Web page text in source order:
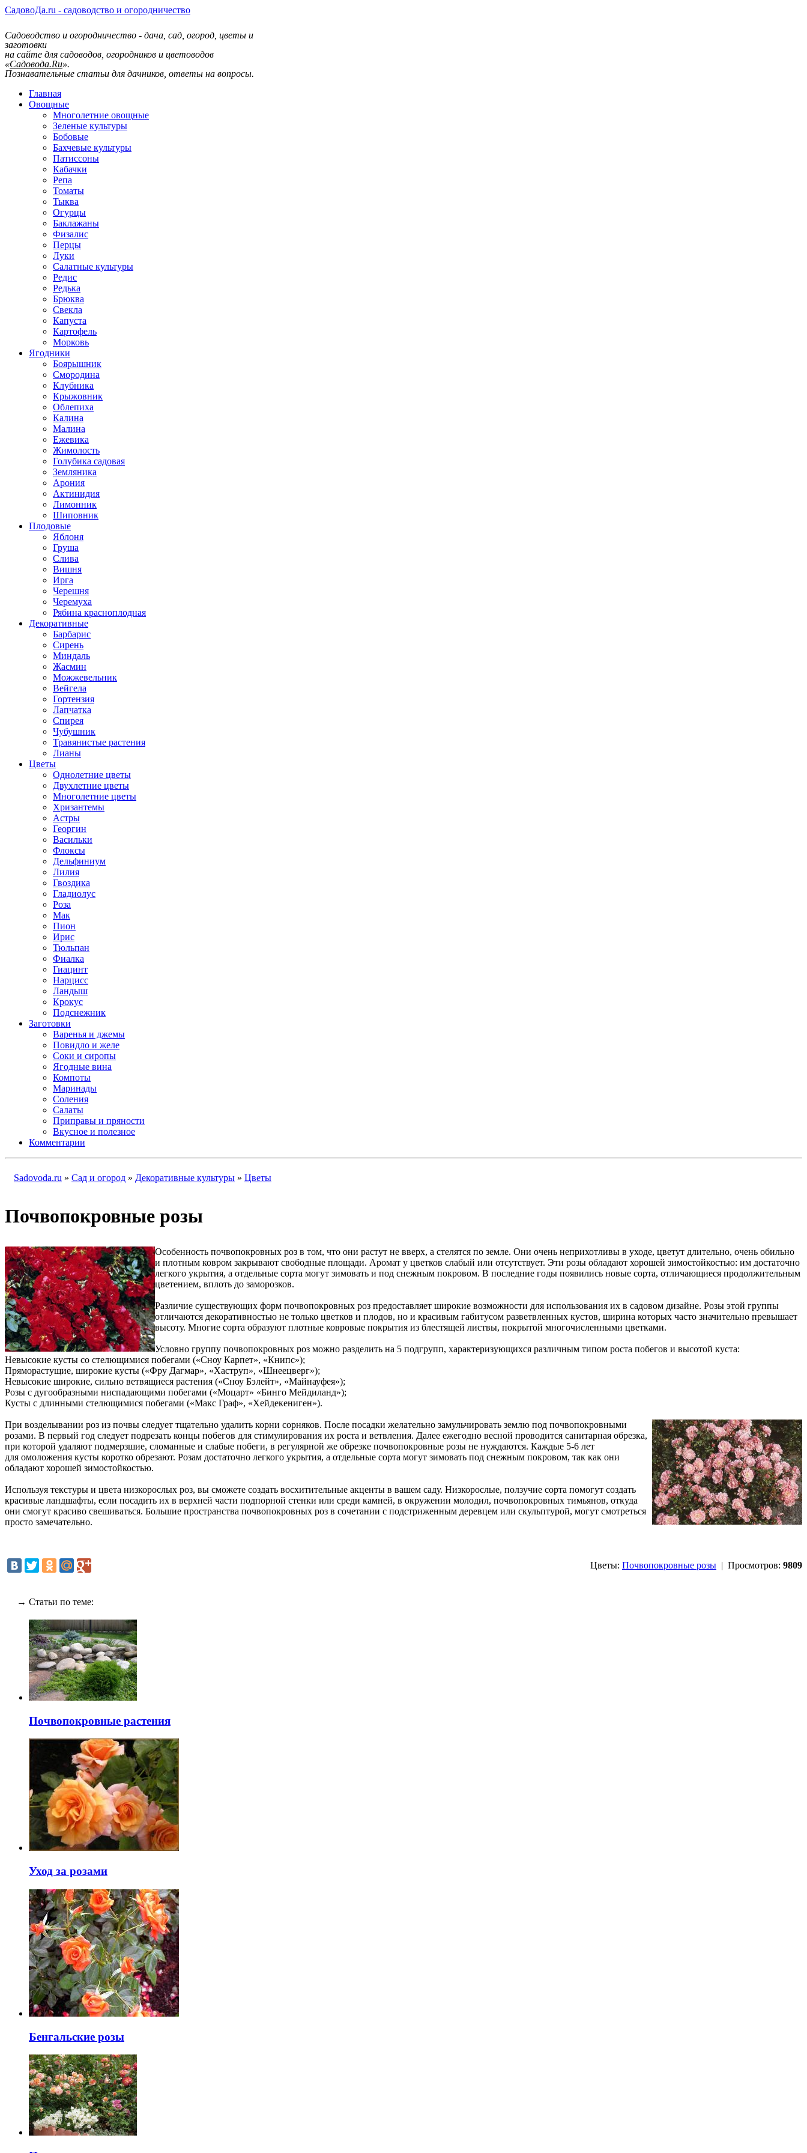
СадовоДа.ru - садоводство и огородничество
Садоводство и огородничество - дача, сад, огород, цветы и
заготовки
на сайте для садоводов, огородников и цветоводов
«Садовода.Ru».
Познавательные статьи для дачников, ответы на вопросы.
Главная
Овощные
Многолетние овощные
Зеленые культуры
Бобовые
Бахчевые культуры
Патиссоны
Кабачки
Репа
Томаты
Тыква
Огурцы
Баклажаны
Физалис
Перцы
Луки
Салатные культуры
Редис
Редька
Брюква
Свекла
Капуста
Картофель
Морковь
Ягодники
Боярышник
Смородина
Клубника
Крыжовник
Облепиха
Калина
Малина
Ежевика
Жимолость
Голубика садовая
Земляника
Арония
Актинидия
Лимонник
Шиповник
Плодовые
Яблоня
Груша
Слива
Вишня
Ирга
Черешня
Черемуха
Рябина красноплодная
Декоративные
Барбарис
Сирень
Миндаль
Жасмин
Можжевельник
Вейгела
Гортензия
Лапчатка
Спирея
Чубушник
Травянистые растения
Лианы
Цветы
Однолетние цветы
Двухлетние цветы
Многолетние цветы
Хризантемы
Астры
Георгин
Васильки
Флоксы
Дельфиниум
Лилия
Гвоздика
Гладиолус
Роза
Мак
Пион
Ирис
Тюльпан
Фиалка
Гиацинт
Нарцисс
Ландыш
Крокус
Подснежник
Заготовки
Варенья и джемы
Повидло и желе
Соки и сиропы
Ягодные вина
Компоты
Маринады
Соления
Салаты
Приправы и пряности
Вкусное и полезное
Комментарии
Sadovoda.ru » Сад и огород » Декоративные культуры » Цветы
Почвопокровные розы
Особенность почвопокровных роз в том, что они растут не вверх, а стелятся по земле. Они очень неприхотливы в уходе, цветут длительно, очень обильно
и плотным ковром закрывают свободные площади. Аромат у цветков слабый или отсутствует. Эти розы обладают хорошей зимостойкостью: им достаточно
легкого укрытия, а отдельные сорта могут зимовать и под снежным покровом. В последние годы появились новые сорта, отличающиеся продолжительным
цветением, вплоть до заморозков.
Различие существующих форм почвопокровных роз предоставляет широкие возможности для использования их в садовом дизайне. Розы этой группы
отличаются декоративностью не только цветков и плодов, но и красивым габитусом разветвленных кустов, ширина которых часто значительно превышает
высоту. Многие сорта образуют плотные ковровые покрытия из блестящей листвы, покрытой многочисленными цветками.
Условно группу почвопокровных роз можно разделить на 5 подгрупп, характеризующихся различным типом роста побегов и высотой куста:
Невысокие кусты со стелющимися побегами («Сноу Карпет», «Книпс»);
Пряморастущие, широкие кусты («Фру Дагмар», «Хаструп», «Шнеецверг»);
Невысокие широкие, сильно ветвящиеся растения («Сноу Бэлейт», «Майнауфея»);
Розы с дугообразными ниспадающими побегами («Моцарт» «Бинго Мейдиланд»);
Кусты с длинными стелющимися побегами («Макс Граф», «Хейдекениген»).
При возделывании роз из почвы следует тщательно удалить корни сорняков. После посадки желательно замульчировать землю под почвопокровными
розами. В первый год следует подрезать концы побегов для стимулирования их роста и ветвления. Далее ежегодно весной проводится санитарная обрезка,
при которой удаляют подмерзшие, сломанные и слабые побеги, в регулярной же обрезке почвопокровные розы не нуждаются. Каждые 5-6 лет
для омоложения кусты коротко обрезают. Розам достаточно легкого укрытия, а отдельные сорта могут зимовать под снежным покровом, так как они
обладают хорошей зимостойкостью.
Используя текстуры и цвета низкорослых роз, вы сможете создать восхитительные акценты в вашем саду. Низкорослые, ползучие сорта помогут создать
красивые ландшафты, если посадить их в верхней части подпорной стенки или среди камней, в окружении молодил, почвопокровных тимьянов, откуда
они смогут красиво свешиваться. Большие пространства почвопокровных роз в сочетании с подстриженным деревцем или скульптурой, могут смотреться
просто замечательно.
Цветы: Почвопокровные розы | Просмотров: 9809
→ Статьи по теме:
Почвопокровные растения
Уход за розами
Бенгальские розы